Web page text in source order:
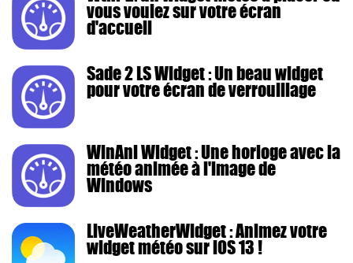
vous voulez sur votre écran
d'accueil
Sade 2 LS Widget : Un beau widget
pour votre écran de verrouillage
WinAni Widget : Une horloge avec la
météo animée à l'image de
Windows
LiveWeatherWidget : Animez votre
widget météo sur iOS 13 !